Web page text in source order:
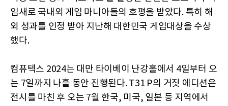
임새로 국내외 게임 마니아들의 호평을 받았다. 특히 해
외 성과를 인정 받아 지난해 대한민국 게임대상을 수상
했다.
컴퓨텍스 2024는 대만 타이베이 난강홀에서 4일부터 오
는 7일까지 나흘 동안 진행된다. T31 P의 거짓 에디션은
전시를 마친 후 오는 7월 한국, 미국, 일본 등 지역에서